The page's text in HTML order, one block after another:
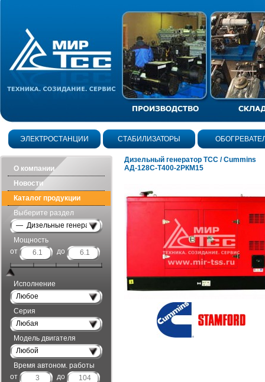
ЭЛЕКТРОСТАНЦИИ СТАБИЛИЗАТОРЫ
О компании
Новости
Каталог продукции
Выберите раздел
— Дизельные генераторы в шумозащитных кожухах
Мощность
от
до
Исполнение
Любое
Серия
Любая
Модель двигателя
Любой
Время автоном. работы
от
до
Дизельный генератор ТСС / Cummins
АД-128С-Т400-2РКМ15